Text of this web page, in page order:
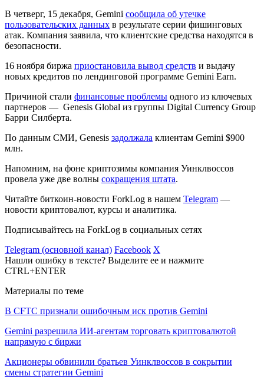
В четверг, 15 декабря, Gemini сообщила об утечке
пользовательских данных в результате серии фишинговых
атак. Компания заявила, что клиентские средства находятся в
безопасности.
16 ноября биржа приостановила вывод средств и выдачу
новых кредитов по лендинговой программе Gemini Earn.
Причиной стали финансовые проблемы одного из ключевых
партнеров — Genesis Global из группы Digital Currency Group
Барри Силберта.
По данным СМИ, Genesis задолжала клиентам Gemini $900
млн.
Напомним, на фоне криптозимы компания Уинклвоссов
провела уже две волны сокращения штата.
Читайте биткоин-новости ForkLog в нашем Telegram —
новости криптовалют, курсы и аналитика.
Подписывайтесь на ForkLog в социальных сетях
Telegram (основной канал) Facebook X
Нашли ошибку в тексте? Выделите ее и нажмите
CTRL+ENTER
Материалы по теме
В CFTC признали ошибочным иск против Gemini
Gemini разрешила ИИ-агентам торговать криптовалютой
напрямую с биржи
Акционеры обвинили братьев Уинклвоссов в сокрытии
смены стратегии Gemini